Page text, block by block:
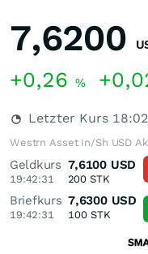
7,6200
+0,26 %
Letzter Kurs
Westrn Asset In/Sh USD
Geldkurs
19:42:31
7,6100 USD
200 STK
Briefkurs
19:42:31
7,6300 USD
100STK